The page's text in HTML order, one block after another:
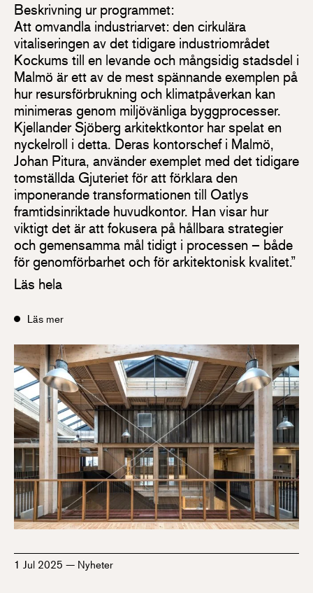
Beskrivning ur programmet:
Att omvandla industriarvet: den cirkulära
vitaliseringen av det tidigare industriområdet
Kockums till en levande och mångsidig stadsdel i
Malmö är ett av de mest spännande exemplen på
hur resursförbrukning och klimatpåverkan kan
minimeras genom miljövänliga byggprocesser.
Kjellander Sjöberg arkitektkontor har spelat en
nyckelroll i detta. Deras kontorschef i Malmö,
Johan Pitura, använder exemplet med det tidigare
tomställda Gjuteriet för att förklara den
imponerande transformationen till Oatlys
framtidsinriktade huvudkontor. Han visar hur
viktigt det är att fokusera på hållbara strategier
och gemensamma mål tidigt i processen – både
för genomförbarhet och för arkitektonisk kvalitet.”
Läs hela
Läs mer
1 Jul 2025 — Nyheter